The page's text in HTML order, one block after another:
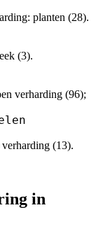
planten (28).
(3).
verharding (96);
(13).
in